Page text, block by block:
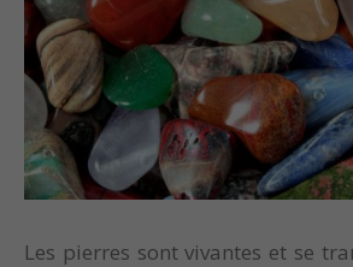
Les pierres sont vivantes et se